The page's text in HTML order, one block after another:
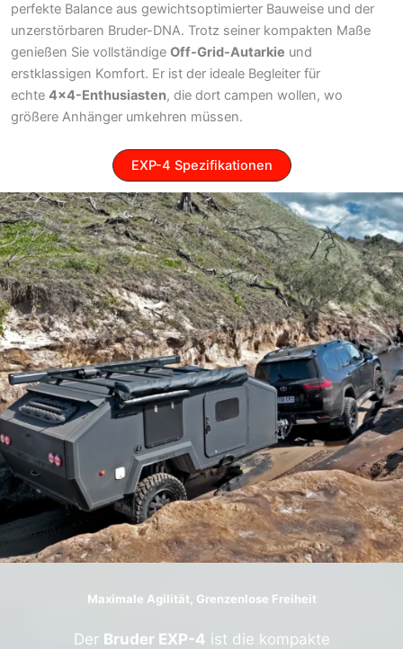
perfekte Balance aus gewichtsoptimierter Bauweise und der
unzerstörbaren Bruder-DNA. Trotz seiner kompakten Maße
genießen Sie vollständige Off-Grid-Autarkie und
erstklassigen Komfort. Er ist der ideale Begleiter für
echte 4×4-Enthusiasten, die dort campen wollen, wo
größere Anhänger umkehren müssen.
EXP-4 Spezifikationen
Maximale Agilität, Grenzenlose Freiheit
Der Bruder EXP-4 ist die kompakte